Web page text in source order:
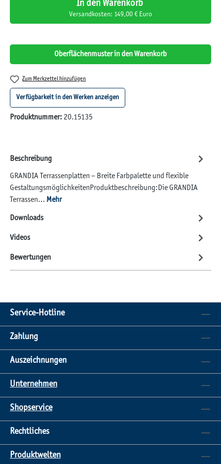
In den Warenkorb
Versandkosten: 149,00 € Euro
Oberflächenmuster in den Warenkorb
Zum Merkzettel hinzufügen
Verfügbarkeit in den Werken anzeigen
Produktnummer: 20.15135
Beschreibung
GRANDIA Terrassenplatten – Breite Farbpalette und flexible
GestaltungsmöglichkeitenProduktbeschreibung:Die GRANDIA
Terrassen… Mehr
Downloads
Videos
Bewertungen
Service-Hotline
Zahlung
Auszeichnungen
Unternehmen
Shopservice
Rechtliches
Produktwelten